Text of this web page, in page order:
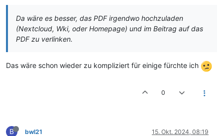
Da wäre es besser, das PDF irgendwo hochzuladen
(Nextcloud, Wki, oder Homepage) und im Beitrag auf das
PDF zu verlinken.
Das wäre schon wieder zu kompliziert für einige fürchte ich
0
B bwl21 15. Okt. 2024, 08:19